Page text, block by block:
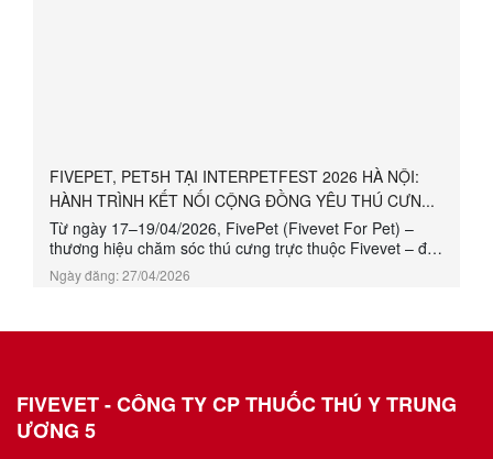
FIVEPET, PET5H TẠI INTERPETFEST 2026 HÀ NỘI:
HÀNH TRÌNH KẾT NỐI CỘNG ĐỒNG YÊU THÚ CƯN...
Từ ngày 17–19/04/2026, FivePet (Fivevet For Pet) –
thương hiệu chăm sóc thú cưng trực thuộc Fivevet – đã
tham gia InterPetFest 2026 Hà Nội tại gian hàng 33–34
với nhiều hoạt động trải nghiệm hấp dẫn.
Ngày đăng: 27/04/2026
FIVEVET - CÔNG TY CP THUỐC THÚ Y TRUNG
ƯƠNG 5